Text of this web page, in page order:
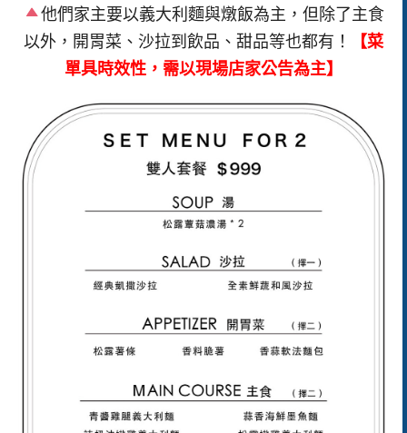
他們家主要以義大利麵與燉飯為主，但除了主食
以外，開胃菜、沙拉到飲品、甜品等也都有！
【菜
單具時效性，需以現場店家公告為主】